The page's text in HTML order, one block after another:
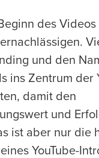
des Videos
und den
ins Zentrum der
damit den
und
ist aber nur die
YouTube-